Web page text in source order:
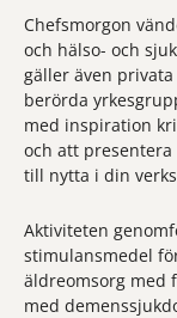
Chefsmorgon
och hälso- och
gäller även
berörda
med inspiration
och att presentera
till nytta i din
Aktiviteten
stimulansmedel
äldreomsorg med
med